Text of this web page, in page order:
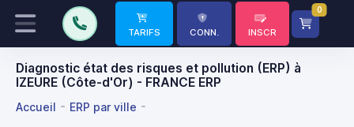
TARIFS CONN. INSCR
0
Diagnostic état des risques et pollution (ERP) à
IZEURE (Côte-d'Or) - FRANCE ERP
Accueil ERP par ville